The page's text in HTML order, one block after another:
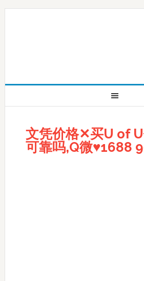
文凭价格✕买U of
可靠吗,Q微♥1688